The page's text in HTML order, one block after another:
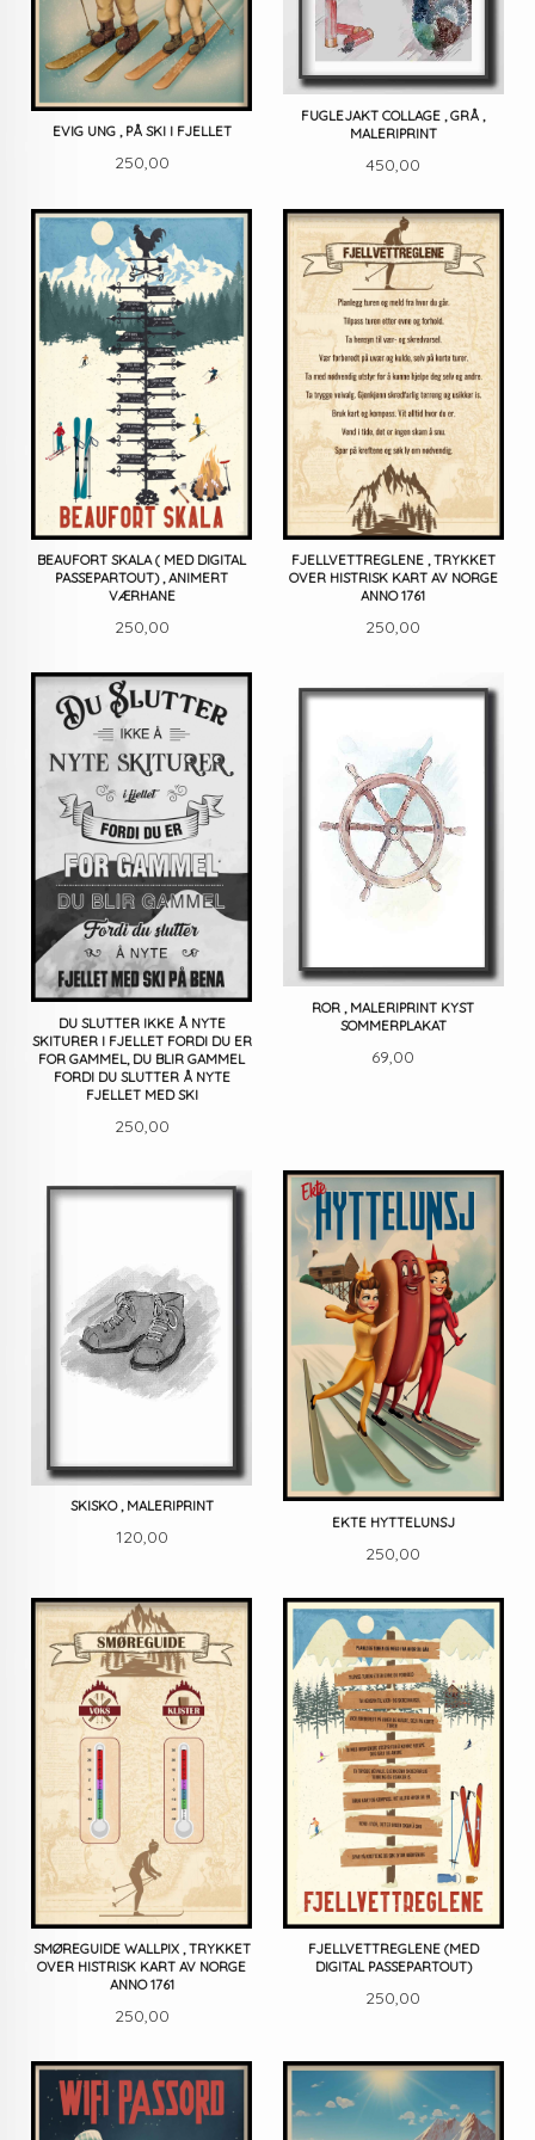
EVIG UNG , PÅ SKI I FJELLET
Pris
250,00
FUGLEJAKT COLLAGE , GRÅ ,
MALERIPRINT
Pris
450,00
BEAUFORT SKALA ( MED DIGITAL
PASSEPARTOUT) , ANIMERT
VÆRHANE
Pris
250,00
FJELLVETTREGLENE , TRYKKET
OVER HISTRISK KART AV NORGE
ANNO 1761
Pris
250,00
DU SLUTTER IKKE Å NYTE
SKITURER I FJELLET FORDI DU ER
FOR GAMMEL, DU BLIR GAMMEL
FORDI DU SLUTTER Å NYTE
FJELLET MED SKI
Pris
250,00
ROR , MALERIPRINT KYST
SOMMERPLAKAT
Pris
69,00
SKISKO , MALERIPRINT
Pris
120,00
EKTE HYTTELUNSJ
Pris
250,00
SMØREGUIDE WALLPIX , TRYKKET
OVER HISTRISK KART AV NORGE
ANNO 1761
Pris
250,00
FJELLVETTREGLENE (MED
DIGITAL PASSEPARTOUT)
Pris
250,00